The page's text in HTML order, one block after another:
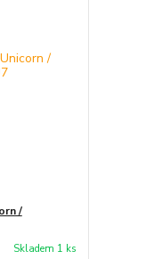
/
Skladem 1 ks